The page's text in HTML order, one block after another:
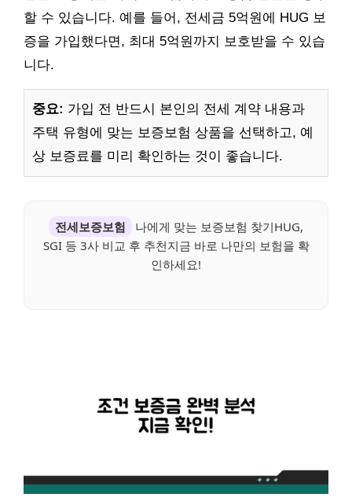
할 수 있습니다. 예를 들어, 전세금 5억원에 HUG 보
증을 가입했다면, 최대 5억원까지 보호받을 수 있습
니다.
중요: 가입 전 반드시 본인의 전세 계약 내용과
주택 유형에 맞는 보증보험 상품을 선택하고, 예
상 보증료를 미리 확인하는 것이 좋습니다.
전세보증보험
나에게 맞는 보증보험 찾기HUG,
SGI 등 3사 비교 후 추천지금 바로 나만의 보험을 확
인하세요!